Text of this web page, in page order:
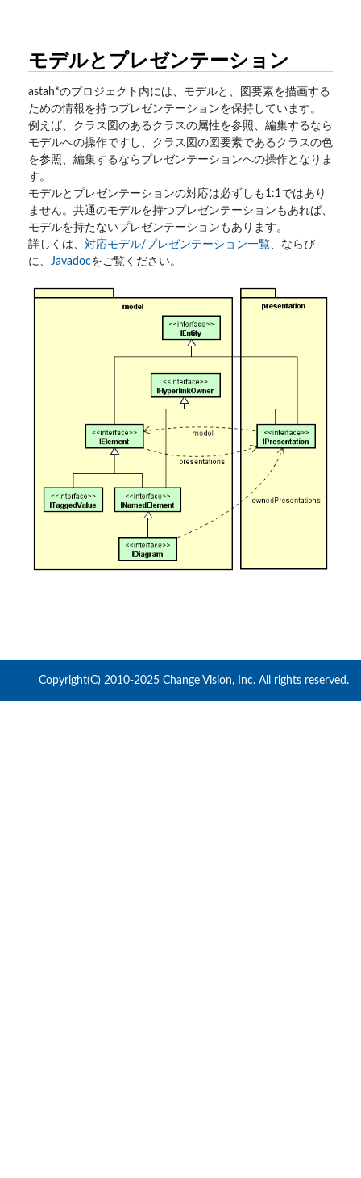
モデルとプレゼンテーション
astah*のプロジェクト内には、モデルと、図要素を描画する
ための情報を持つプレゼンテーションを保持しています。
例えば、クラス図のあるクラスの属性を参照、編集するなら
モデルへの操作ですし、クラス図の図要素であるクラスの色
を参照、編集するならプレゼンテーションへの操作となりま
す。
モデルとプレゼンテーションの対応は必ずしも1:1ではあり
ません。共通のモデルを持つプレゼンテーションもあれば、
モデルを持たないプレゼンテーションもあります。
詳しくは、 対応モデル/プレゼンテーション一覧 、ならび
に、 Javadocをご覧ください。
Copyright(C) 2010-2025 Change Vision, Inc. All rights reserved.